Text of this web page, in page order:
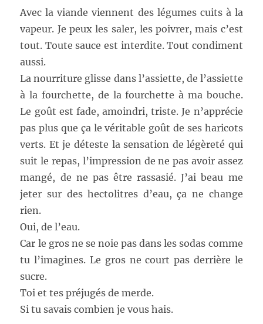
Avec la viande viennent des légumes cuits à la
vapeur. Je peux les saler, les poivrer, mais c’est
tout. Toute sauce est interdite. Tout condiment
aussi.
La nourriture glisse dans l’assiette, de l’assiette
à la fourchette, de la fourchette à ma bouche.
Le goût est fade, amoindri, triste. Je n’apprécie
pas plus que ça le véritable goût de ses haricots
verts. Et je déteste la sensation de légèreté qui
suit le repas, l’impression de ne pas avoir assez
mangé, de ne pas être rassasié. J’ai beau me
jeter sur des hectolitres d’eau, ça ne change
rien.
Oui, de l’eau.
Car le gros ne se noie pas dans les sodas comme
tu l’imagines. Le gros ne court pas derrière le
sucre.
Toi et tes préjugés de merde.
Si tu savais combien je vous hais.